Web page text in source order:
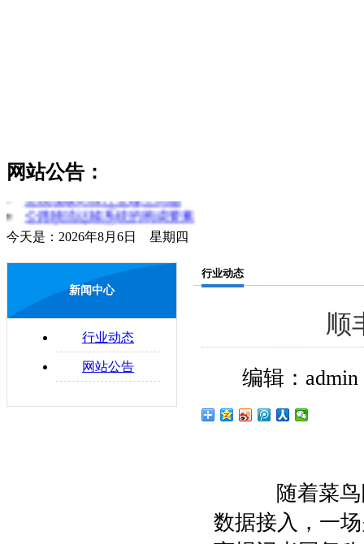
网站公告：
货物领取时应注意哪些问题
公路物流运输系统的构成要素
货运和物流的区分
零担运输的概念
物流管理制度是什么
易碎物品运输注意要点
配送合理化
企业物流运输的法律问题
今天是：2026年8月6日 星期四
新闻中心
行业动态
网站公告
行业动态
顺
编辑：
随着菜鸟
数据接入，一